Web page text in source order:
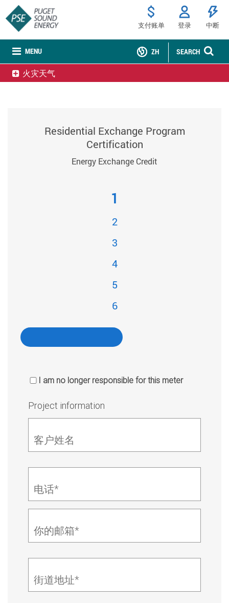
MENU
支付账单 登录 中断
SEARCH
ZH
火灾天气
Residential Exchange Program
Certification
Energy Exchange Credit
1
2
3
4
5
6
I am no longer responsible for this meter
Project information
客户姓名
电话*
你的邮箱*
街道地址*